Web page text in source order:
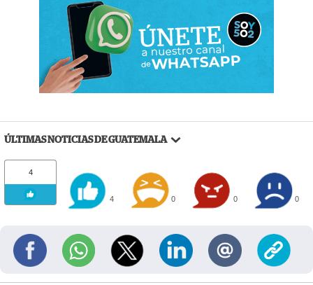
ÚLTIMAS NOTICIAS DE GUATEMALA
4
4 0 0 0